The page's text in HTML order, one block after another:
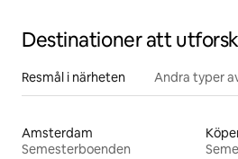
Destinationer att
Resmål i närheten Andra typer
Amsterdam
Semesterboenden